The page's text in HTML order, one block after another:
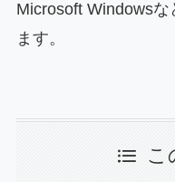
Microsoft Windows
ます。
こ